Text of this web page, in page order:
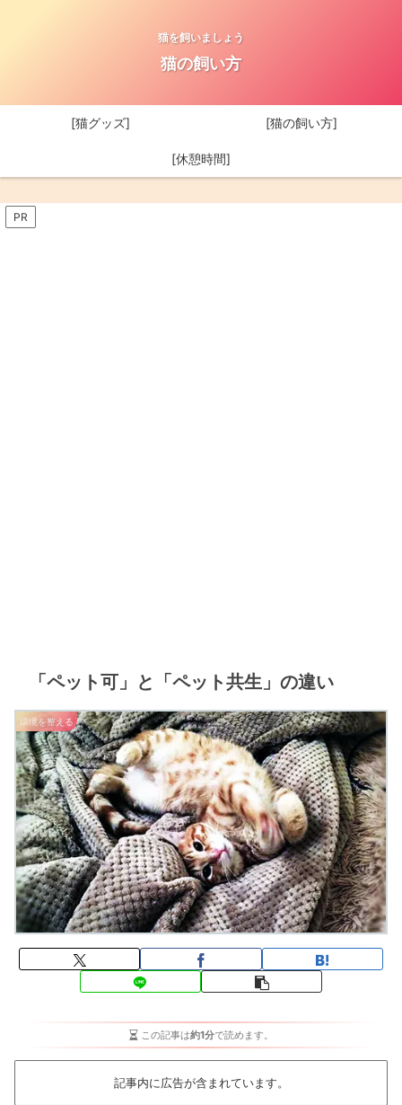
猫を飼いましょう
猫の飼い方
[猫グッズ] [猫の飼い方]
[休憩時間]
PR
「ペット可」と「ペット共生」の違い
環境を整える
この記事は約1分で読めます。
記事内に広告が含まれています。